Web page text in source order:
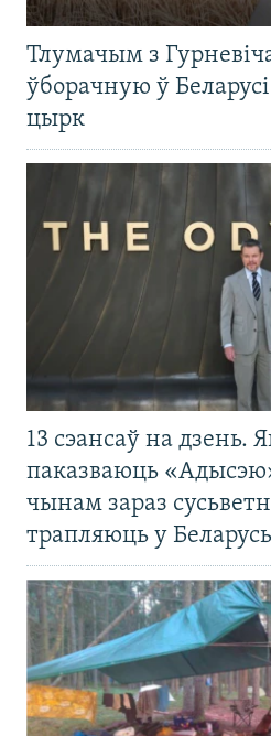
Тлумачым з
ўборачную ў
цырк
13 сэансаў на дзень.
паказваюць
чынам зараз
трапляюць у Беларусь